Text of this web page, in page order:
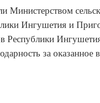
Ингушетия и
Республики
за оказанное